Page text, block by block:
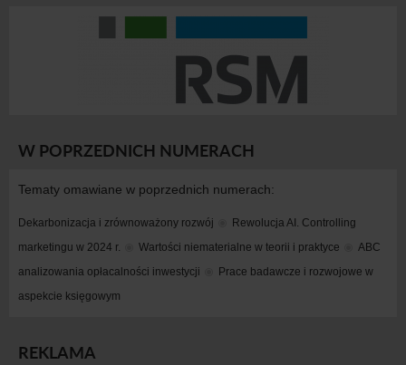
W POPRZEDNICH NUMERACH
Tematy omawiane w poprzednich numerach:
Dekarbonizacja i zrównoważony rozwój
Rewolucja AI. Controlling
marketingu w 2024 r.
Wartości niematerialne w teorii i praktyce
ABC
analizowania opłacalności inwestycji
Prace badawcze i rozwojowe w
aspekcie księgowym
REKLAMA